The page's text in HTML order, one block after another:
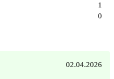
0
1
02.04.2026